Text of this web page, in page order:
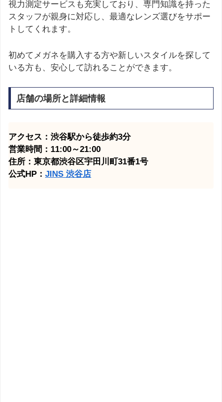
視力測定サービスも充実しており、専門知識を持った
スタッフが親身に対応し、最適なレンズ選びをサポー
トしてくれます。
初めてメガネを購入する方や新しいスタイルを探して
いる方も、安心して訪れることができます。
店舗の場所と詳細情報
アクセス：渋谷駅から徒歩約3分
営業時間：11:00～21:00
住所：東京都渋谷区宇田川町31番1号
公式HP： JINS 渋谷店